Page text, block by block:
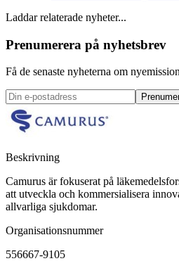
Laddar relaterade nyheter...
Prenumerera på nyhetsbrev
Få de senaste nyheterna om
Beskrivning
Camurus är fokuserat på
att utveckla och kommersialisera
allvarliga sjukdomar.
Organisationsnummer
556667-9105